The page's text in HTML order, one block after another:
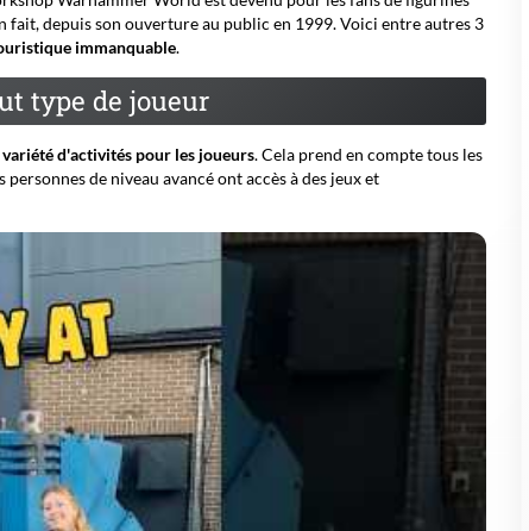
fait, depuis son ouverture au public en 1999. Voici entre autres 3
immanquable.
type de joueur
d'activités pour les joueurs. Cela prend en compte tous les
de niveau avancé ont accès à des jeux et